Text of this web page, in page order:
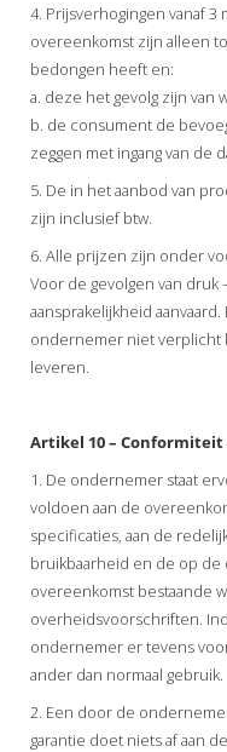
4. Prijsverhogingen vanaf 3
overeenkomst zijn alleen
bedongen heeft en:
a. deze het gevolg zijn van
b. de consument de
zeggen met ingang van de
5. De in het aanbod van
zijn inclusief btw.
6. Alle prijzen zijn onder
Voor de gevolgen van
aansprakelijkheid
ondernemer niet verplicht
leveren.
Artikel 10 –
1. De ondernemer staat
voldoen aan de
specificaties, aan de
bruikbaarheid en de op de
overeenkomst bestaande
overheidsvoorschriften.
ondernemer er tevens
ander dan normaal gebruik.
2. Een door de
garantie doet niets af aan